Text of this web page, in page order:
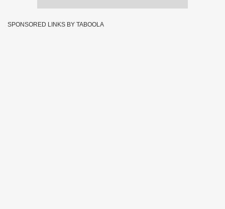
SPONSORED LINKS BY TABOOLA